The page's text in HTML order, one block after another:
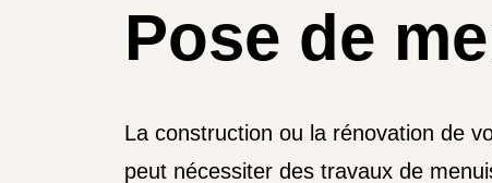
Pose de
La construction ou la rénovation de
peut nécessiter des travaux de